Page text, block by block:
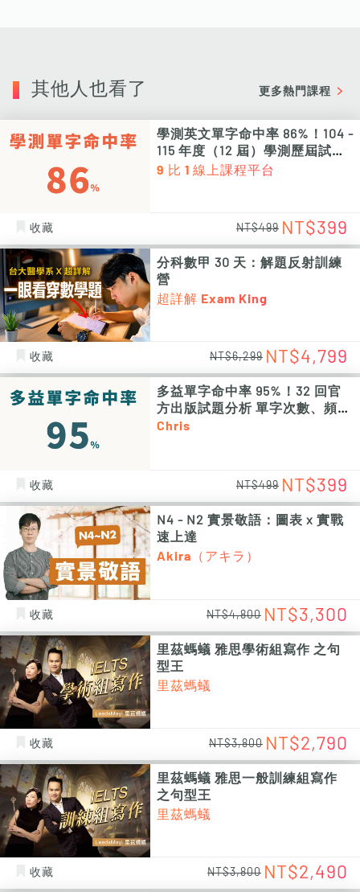
其他人也看了 更多熱門課程
學測英文單字命中率 86%！104 -
115 年度（12 屆）學測歷屆試題
單字次數、頻率統計 PDF 電子檔
9 比 1 線上課程平台
收藏 NT$499 NT$399
分科數甲 30 天：解題反射訓練
營
超詳解 Exam King
收藏 NT$6,299 NT$4,799
多益單字命中率 95%！32 回官
方出版試題分析 單字次數、頻率
統計 PDF 電子檔（非影片課程）
Chris
收藏 NT$499 NT$399
N4 - N2 實景敬語：圖表 x 實戰
速上達
Akira（アキラ）
收藏 NT$4,800 NT$3,300
里茲螞蟻 雅思學術組寫作 之句
型王
里茲螞蟻
收藏 NT$3,800 NT$2,790
里茲螞蟻 雅思一般訓練組寫作
之句型王
里茲螞蟻
收藏 NT$3,800 NT$2,490